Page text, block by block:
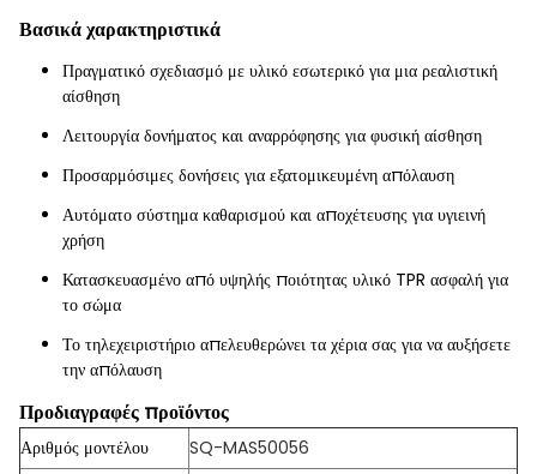
Βασικά χαρακτηριστικά
Πραγματικό σχεδιασμό με υλικό εσωτερικό για μια ρεαλιστική
αίσθηση
Λειτουργία δονήματος και αναρρόφησης για φυσική αίσθηση
Προσαρμόσιμες δονήσεις για εξατομικευμένη απόλαυση
Αυτόματο σύστημα καθαρισμού και αποχέτευσης για υγιεινή
χρήση
Κατασκευασμένο από υψηλής ποιότητας υλικό TPR ασφαλή για
το σώμα
Το τηλεχειριστήριο απελευθερώνει τα χέρια σας για να αυξήσετε
την απόλαυση
Προδιαγραφές προϊόντος
Αριθμός μοντέλου SQ-MAS50056